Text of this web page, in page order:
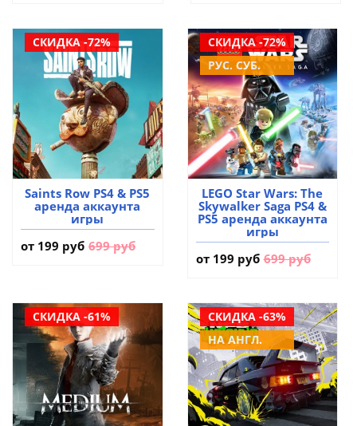
СКИДКА -72%
Saints Row PS4 & PS5
аренда аккаунта
игры
от 199 руб 699 руб
СКИДКА -72%
РУС. СУБ.
LEGO Star Wars: The
Skywalker Saga PS4 &
PS5 аренда аккаунта
игры
от 199 руб 699 руб
СКИДКА -61%
СКИДКА -63%
НА АНГЛ.